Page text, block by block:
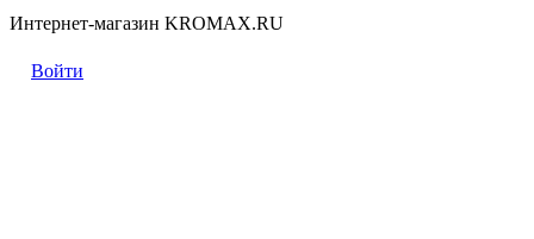
Интернет-магазин KROMAX.RU
Войти